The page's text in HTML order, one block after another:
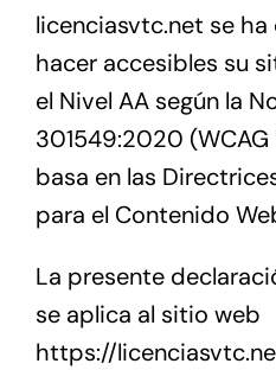
licenciasvtc.net se
hacer accesibles su
el Nivel AA según la
301549:2020 (WCAG
basa en las
para el Contenido
La presente
se aplica al sitio web
https://